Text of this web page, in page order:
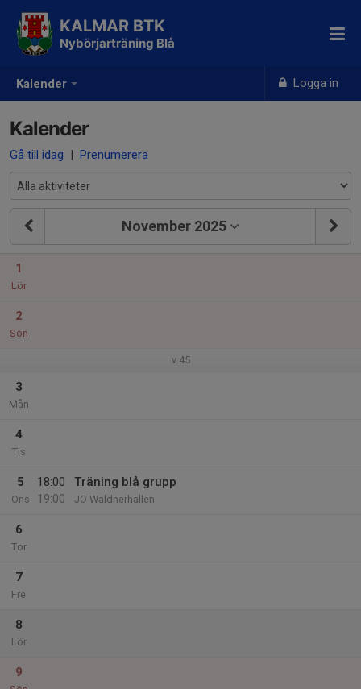
Kalender Logga in
KALMAR BTK
Nybörjarträning Blå
Kalender
Gå till idag | Prenumerera
November 2025
1
Lör
2
Sön
v.45
3
Mån
4
Tis
5
Ons
18:00
19:00
Träning blå grupp
JO Waldnerhallen
6
Tor
7
Fre
8
Lör
9